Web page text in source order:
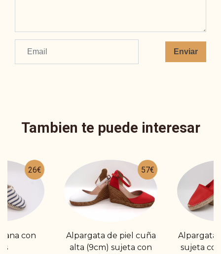
Enviar
Tambien te puede interesar
26€
con
57€
Alpargata de piel cuña
alta (9cm) sujeta con
Alpargata
sujeta